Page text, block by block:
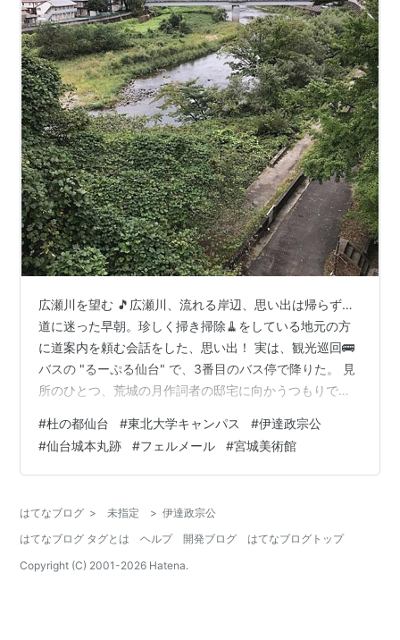
広瀬川を望む 🎵広瀬川、流れる岸辺、思い出は帰らず…
道に迷った早朝。珍しく掃き掃除🧹をしている地元の方
に道案内を頼む会話をした、思い出！ 実は、観光巡回🚌
バスの "るーぷる仙台" で、3番目のバス停で降りた。 見
所のひとつ、荒城の月作詞者の邸宅に向かうつもりで。
掲げられていた地図。これを完全に読み違えた私は恥ず
かしながら全く異なる方角の所へ10分以上ほど歩いてし
まった。 その際に、途中、広瀬川を上から望める道路か
うことを言いますか…笑 ✳️ 次の訪問先は、"独眼竜政宗"
伊達政宗公のお…
#杜の都仙台 #東北大学キャンパス #伊達政宗公
#仙台城本丸跡 #フェルメール #宮城美術館
はてなブログ > 未指定 > 伊達政宗公
はてなブログ タグとは
ヘルプ 開発ブログ
はてなブログトップ
Copyright (C) 2001-2026 Hatena.